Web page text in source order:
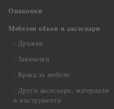
Опаковки
Мебелен обков и аксесоари
Дръжки
Закачалки
Крака за мебели
Други аксесоари, материали
и инструменти